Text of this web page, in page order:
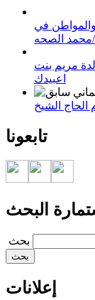
والمواطن في
الصحه
مريم بنت
اعبيدك
الحاج الشيخ
تابعونا
البحث
‏بحث ‏
إعلانات